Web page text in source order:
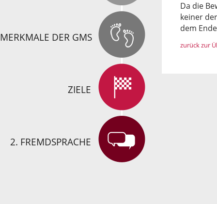
MERKMALE DER GMS
ZIELE
2. FREMDSPRACHE
Da die
keiner
dem
zurück zur